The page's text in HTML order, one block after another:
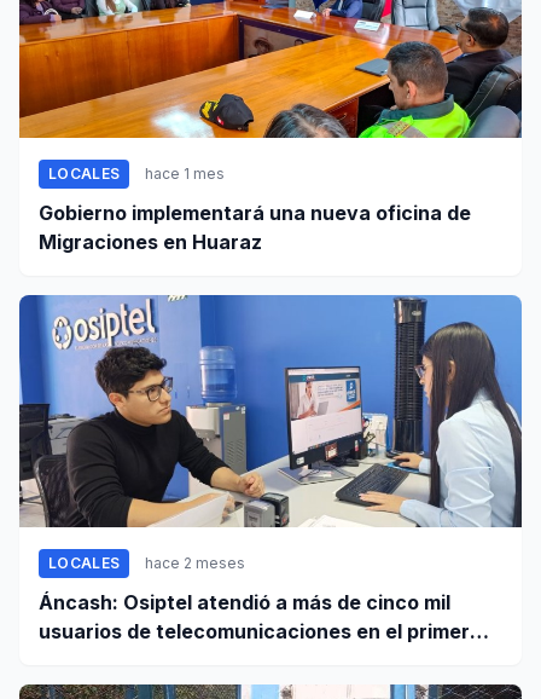
LOCALES hace 1 mes
Gobierno implementará una nueva oficina de
Migraciones en Huaraz
LOCALES hace 2 meses
Áncash: Osiptel atendió a más de cinco mil
usuarios de telecomunicaciones en el primer